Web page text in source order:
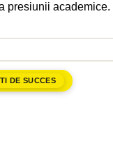
presiunii academice.
DE SUCCES